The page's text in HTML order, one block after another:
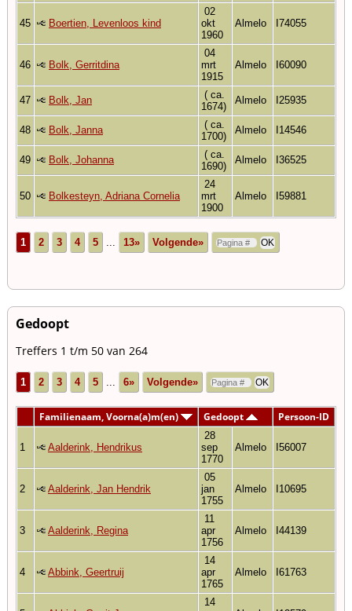
45 Boertien, Levenloos kind
02
okt
1960
Almelo I74055
46 Bolk, Gerritdina
04
mrt
1915
Almelo I60090
47 Bolk, Jan
( ca.
1674)
Almelo I25935
48 Bolk, Janna
( ca.
1700)
Almelo I14546
49 Bolk, Johanna
( ca.
1690)
Almelo I36525
50 Bolkesteyn, Adriana Cornelia
24
mrt
1900
Almelo I59881
1 2 3 4 5 13» Volgende»
Gedoopt
Treffers 1 t/m 50 van 264
1 2 3 4 5 6» Volgende»
Familienaam, Voorna(a)m(en) Gedoopt Persoon-ID
1 Aalderink, Hendrikus
28
sep
1770
Almelo I56007
2 Aalderink, Jan Hendrik
05
jan
1755
Almelo I10695
3 Aalderink, Regina
11
apr
1756
Almelo I44139
4 Abbink, Geertruij
14
apr
1765
Almelo I61763
14